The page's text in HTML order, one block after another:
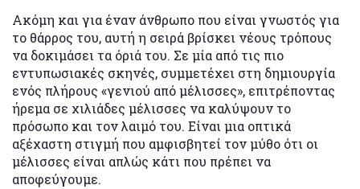
Ακόμη και για έναν άνθρωπο που είναι γνωστός για
το θάρρος του, αυτή η σειρά βρίσκει νέους τρόπους
να δοκιμάσει τα όριά του. Σε μία από τις πιο
εντυπωσιακές σκηνές, συμμετέχει στη δημιουργία
ενός πλήρους «γενιού από μέλισσες», επιτρέποντας
ήρεμα σε χιλιάδες μέλισσες να καλύψουν το
πρόσωπο και τον λαιμό του. Είναι μια οπτικά
αξέχαστη στιγμή που αμφισβητεί τον μύθο ότι οι
μέλισσες είναι απλώς κάτι που πρέπει να
αποφεύγουμε.